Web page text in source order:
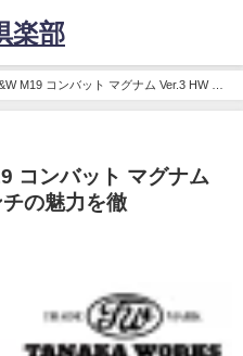
楽部
M19 コンバット マグナム Ver.3 HW ブ
コンバット マグナム
の魅力を徹